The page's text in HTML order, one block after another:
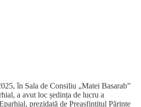
în Sala de Consiliu „Matei Basarab”
a avut loc ședința de lucru a
prezidată de Preasfințitul Părinte